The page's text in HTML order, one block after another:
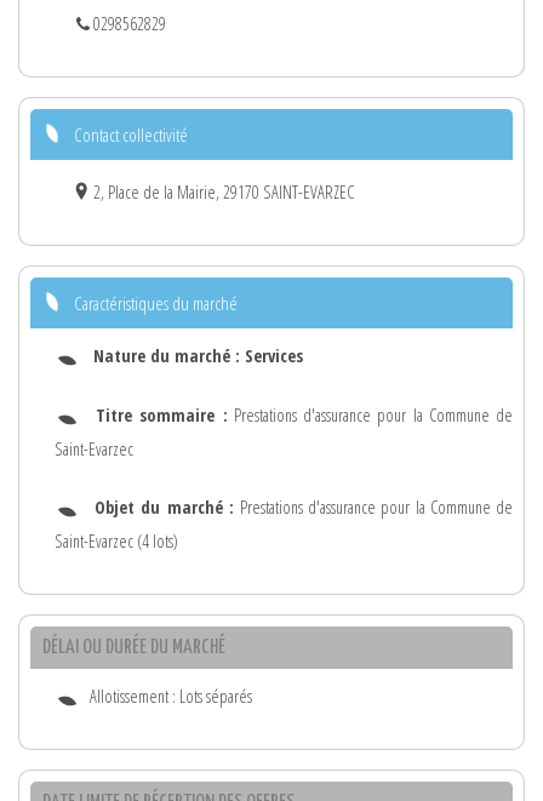
0298562829
Contact collectivité
2, Place de la Mairie, 29170 SAINT-EVARZEC
Caractéristiques du marché
Nature du marché : Services
Titre sommaire : Prestations d'assurance pour la Commune de
Saint-Evarzec
Objet du marché : Prestations d'assurance pour la Commune de
Saint-Evarzec (4 lots)
DÉLAI OU DURÉE DU MARCHÉ
Allotissement : Lots séparés